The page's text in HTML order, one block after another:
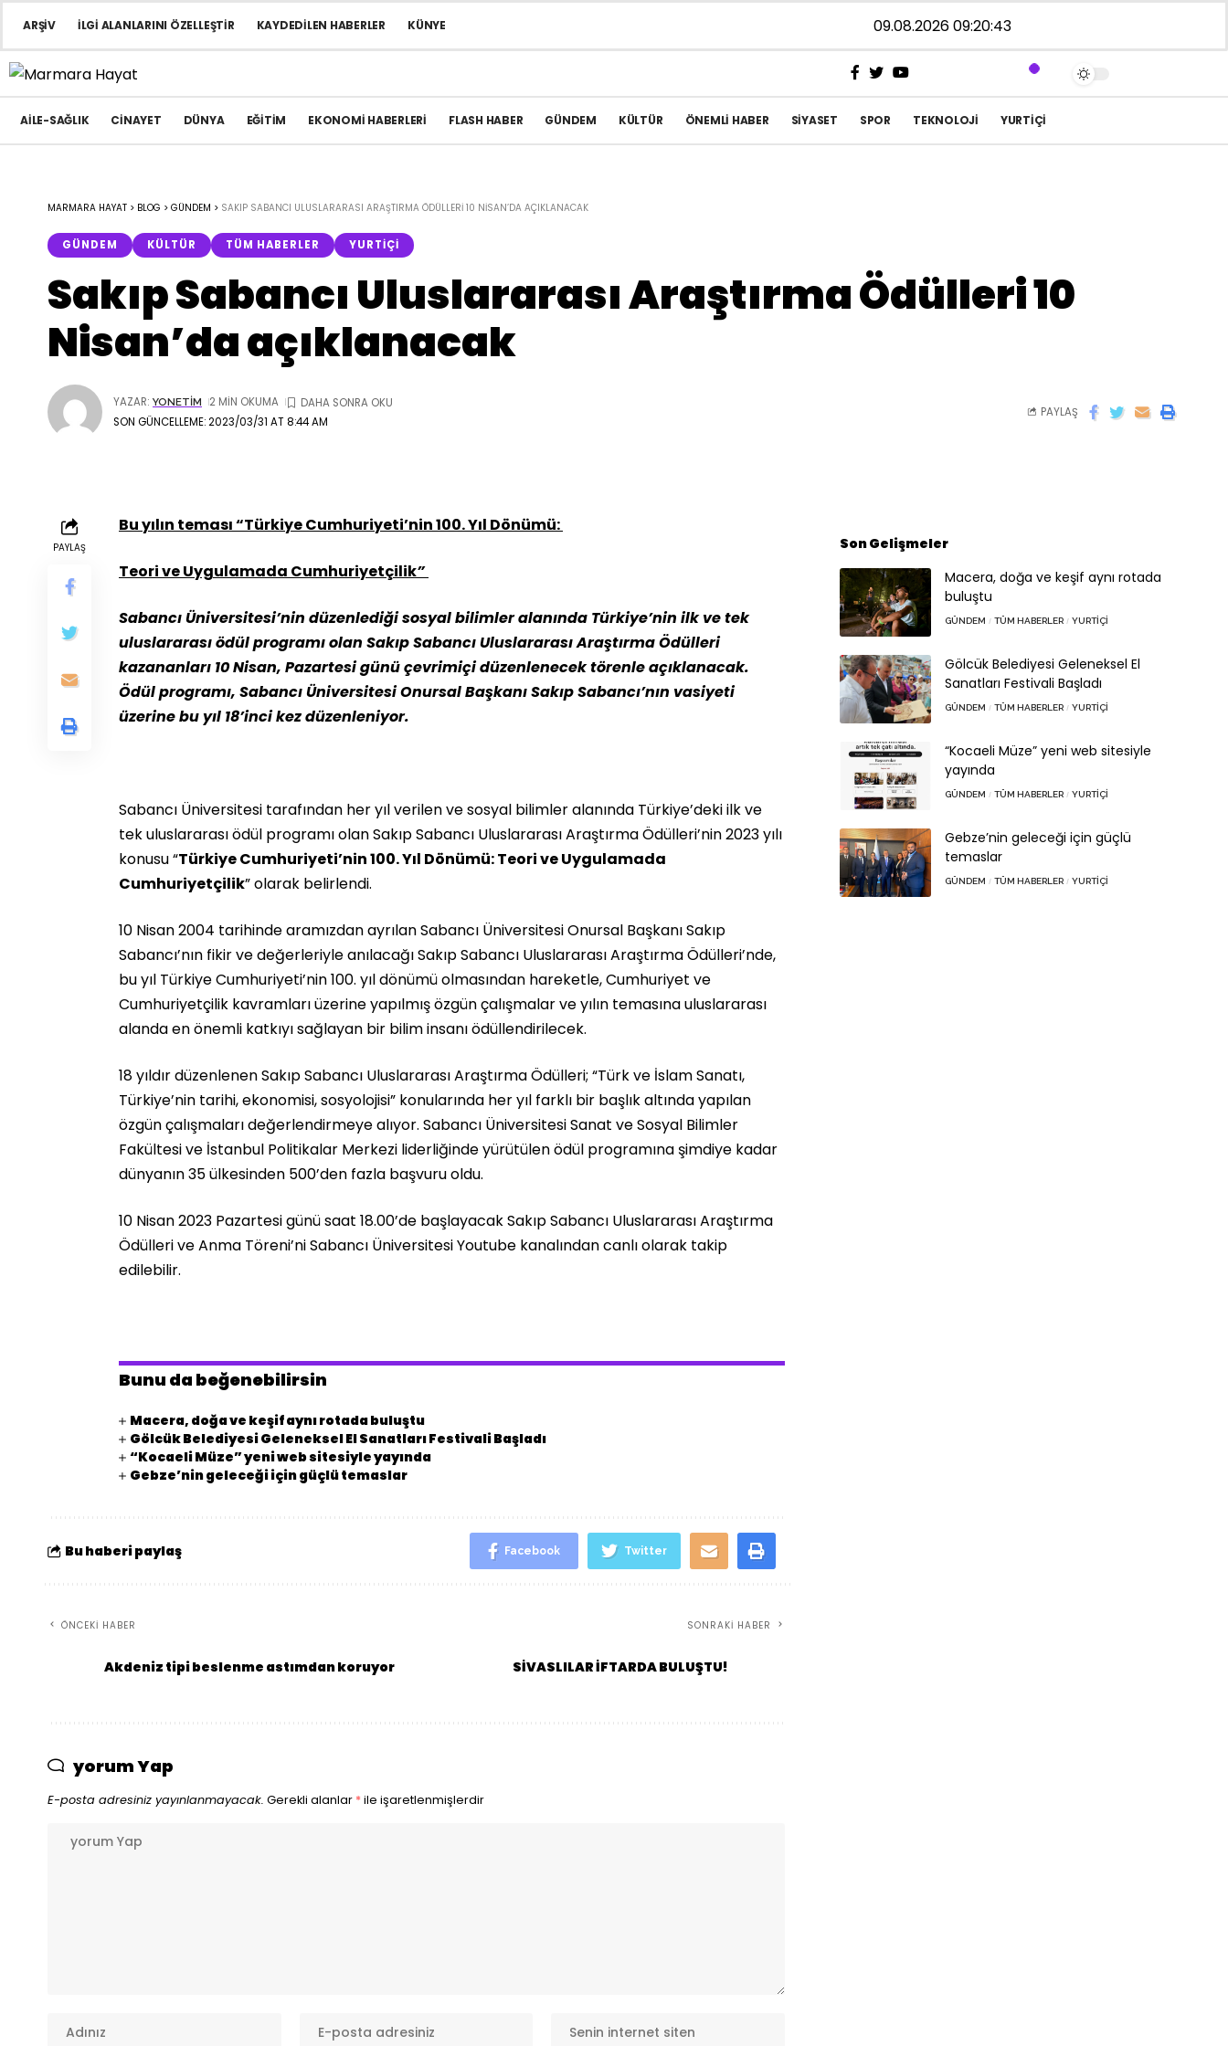
ARŞIV İLGI ALANLARINI ÖZELLEŞTIR KAYDEDILEN HABERLER KÜNYE 09.08.2026 09:20:44
AILE-SAĞLIK CINAYET DÜNYA EĞITIM EKONOMI HABERLERI FLASH HABER GÜNDEM KÜLTÜR ÖNEMLI HABER SIYASET SPOR TEKNOLOJI YURTIÇI
MARMARA HAYAT > BLOG > GÜNDEM > SAKIP SABANCI ULUSLARARASI ARAŞTIRMA ÖDÜLLERI 10 NISAN’DA AÇIKLANACAK
GÜNDEM KÜLTÜR TÜM HABERLER YURTIÇI
Sakıp Sabancı Uluslararası Araştırma Ödülleri 10
Nisan’da açıklanacak
SON GÜNCELLEME: 2023/03/31 AT 8:44 AM
YAZAR: YONETIM 2 MIN OKUMA
PAYLAŞ
PAYLAŞ
Bu yılın teması “Türkiye Cumhuriyeti’nin 100. Yıl Dönümü:
Teori ve Uygulamada Cumhuriyetçilik”
Sabancı Üniversitesi’nin düzenlediği sosyal bilimler alanında Türkiye’nin ilk ve tek
uluslararası ödül programı olan Sakıp Sabancı Uluslararası Araştırma Ödülleri
kazananları 10 Nisan, Pazartesi günü çevrimiçi düzenlenecek törenle açıklanacak.
Ödül programı, Sabancı Üniversitesi Onursal Başkanı Sakıp Sabancı’nın vasiyeti
üzerine bu yıl 18’inci kez düzenleniyor.
Sabancı Üniversitesi tarafından her yıl verilen ve sosyal bilimler alanında Türkiye’deki ilk ve
tek uluslararası ödül programı olan Sakıp Sabancı Uluslararası Araştırma Ödülleri’nin 2023 yılı
konusu “Türkiye Cumhuriyeti’nin 100. Yıl Dönümü: Teori ve Uygulamada
Cumhuriyetçilik” olarak belirlendi.
10 Nisan 2004 tarihinde aramızdan ayrılan Sabancı Üniversitesi Onursal Başkanı Sakıp
Sabancı’nın fikir ve değerleriyle anılacağı Sakıp Sabancı Uluslararası Araştırma Ödülleri’nde,
bu yıl Türkiye Cumhuriyeti’nin 100. yıl dönümü olmasından hareketle, Cumhuriyet ve
Cumhuriyetçilik kavramları üzerine yapılmış özgün çalışmalar ve yılın temasına uluslararası
alanda en önemli katkıyı sağlayan bir bilim insanı ödüllendirilecek.
18 yıldır düzenlenen Sakıp Sabancı Uluslararası Araştırma Ödülleri; “Türk ve İslam Sanatı,
Türkiye’nin tarihi, ekonomisi, sosyolojisi” konularında her yıl farklı bir başlık altında yapılan
özgün çalışmaları değerlendirmeye alıyor. Sabancı Üniversitesi Sanat ve Sosyal Bilimler
Fakültesi ve İstanbul Politikalar Merkezi liderliğinde yürütülen ödül programına şimdiye kadar
dünyanın 35 ülkesinden 500’den fazla başvuru oldu.
10 Nisan 2023 Pazartesi günü saat 18.00’de başlayacak Sakıp Sabancı Uluslararası Araştırma
Ödülleri ve Anma Töreni’ni Sabancı Üniversitesi Youtube kanalından canlı olarak takip
edilebilir.
Bunu da beğenebilirsin
Macera, doğa ve keşif aynı rotada buluştu
Gölcük Belediyesi Geleneksel El Sanatları Festivali Başladı
“Kocaeli Müze” yeni web sitesiyle yayında
Gebze’nin geleceği için güçlü temaslar
Bu haberi paylaş Facebook Twitter
ÖNCEKI HABER
Akdeniz tipi beslenme astımdan koruyor
SONRAKI HABER
SİVASLILAR İFTARDA BULUŞTU!
yorum Yap
E-posta adresiniz yayınlanmayacak. Gerekli alanlar *ile işaretlenmişlerdir
Son Gelişmeler
Macera, doğa ve keşif aynı rotada
buluştu
GÜNDEM TÜM HABERLER YURTIÇI
Gölcük Belediyesi Geleneksel El
Sanatları Festivali Başladı
GÜNDEM TÜM HABERLER YURTIÇI
“Kocaeli Müze” yeni web sitesiyle
yayında
GÜNDEM TÜM HABERLER YURTIÇI
Gebze’nin geleceği için güçlü
temaslar
GÜNDEM TÜM HABERLER YURTIÇI